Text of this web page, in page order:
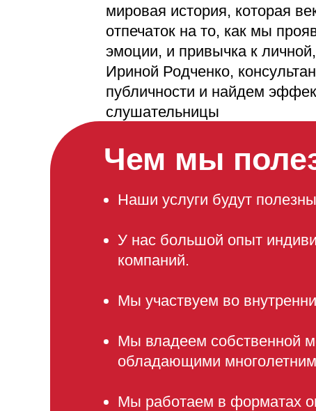
Наши услуги будут
У нас большой опыт
компаний.
Мы участвуем во
Мы владеем собственной
обладающими
Мы работаем в форматах
Чем мы
мировая история, которая
отпечаток на то, как мы
эмоции, и привычка к
Ириной Родченко,
публичности и найдем
слушательницы